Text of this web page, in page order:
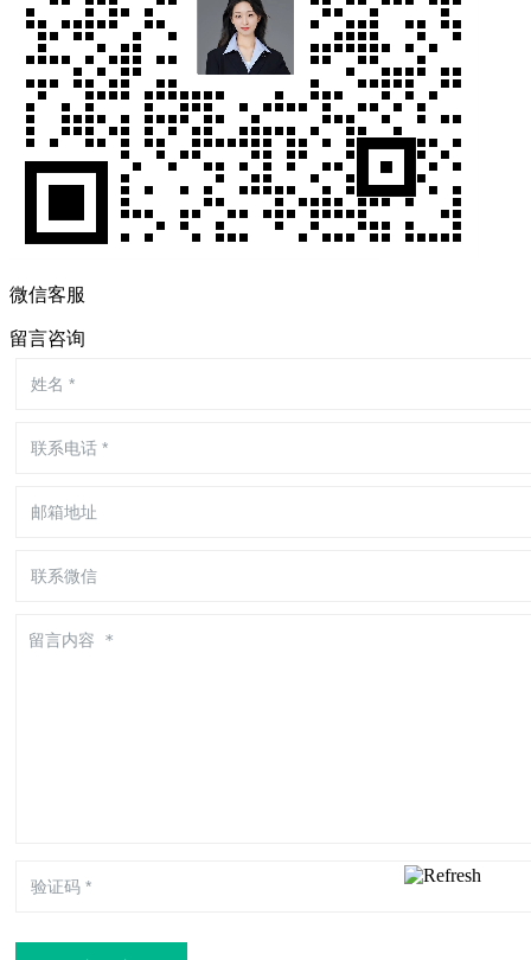
微信客服
留言咨询